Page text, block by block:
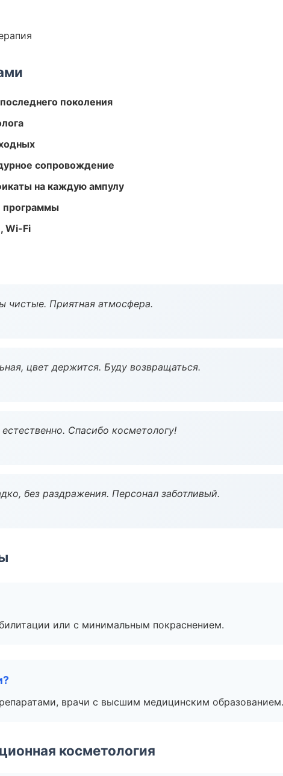
поколения
сопровождение
на каждую ампулу
программы
Wi-Fi
Приятная атмосфера.
цвет держится. Буду возвращаться.
Спасибо косметологу!
без раздражения. Персонал заботливый.
или с минимальным покраснением.
врачи с высшим медицинским образованием.
косметология